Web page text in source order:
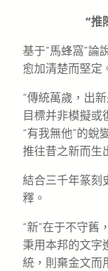
“推
基于“馬蜂窩”論
愈加清楚而堅定
“傳統萬歲，出
目標并非模擬或
“有我無他”的蛻
推往昔之新而生
結合三千年篆刻
釋。
“新”在于不守舊
秉用本邦的文字
統，則棄金文而